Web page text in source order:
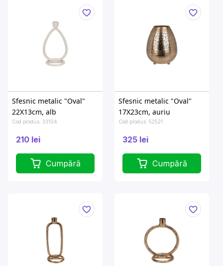
Sfesnic metalic "Oval"
22X13cm, alb
Cod produs: 33104
210 lei
Cumpără
Sfesnic metalic "Oval"
17X23cm, auriu
Cod produs: 52521
325 lei
Cumpără